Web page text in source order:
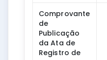
Comprovante
de
Publicação
da Ata de
Registro de